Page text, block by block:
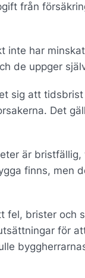
från
inte har
de uppger
sig att
Det
är
finns, men
fel, brister och
för